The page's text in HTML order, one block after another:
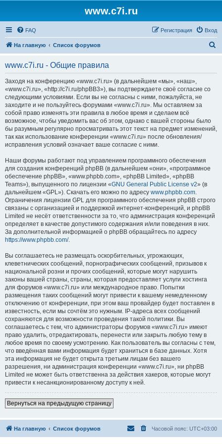
www.c7i.ru
FAQ Вход
Регистрация
На главную Список форумов
www.c7i.ru - Общие правила
Заходя на конференцию «www.c7i.ru» (в дальнейшем «мы», «наш»,
«www.c7i.ru», «http://c7i.ru/phpBB3»), вы подтверждаете своё согласие со
следующими условиями. Если вы не согласны с ними, пожалуйста, не
заходите и не пользуйтесь форумами «www.c7i.ru». Мы оставляем за
собой право изменять эти правила в любое время и сделаем всё
возможное, чтобы уведомить вас об этом, однако с вашей стороны было
бы разумным регулярно просматривать этот текст на предмет изменений,
так как использование конференции «www.c7i.ru» после обновления/
исправления условий означает ваше согласие с ними.
Наши форумы работают под управлением программного обеспечения
для создания конференций phpBB (в дальнейшем «они», «программное
обеспечение phpBB», «www.phpbb.com», «phpBB Limited», «phpBB
Teams»), выпущенного по лицензии «GNU General Public License v2» (в
дальнейшем «GPL»). Скачать его можно по адресу www.phpbb.com.
Ограничения лицензии GPL для программного обеспечения phpBB строго
связаны с организацией и поддержкой интернет-конференций, и phpBB
Limited не несёт ответственности за то, что администрация конференций
определяет в качестве допустимого содержания и/или поведения в них.
За дополнительной информацией о phpBB обращайтесь по адресу
https://www.phpbb.com/.
Вы соглашаетесь не размещать оскорбительных, угрожающих,
клеветнических сообщений, порнографических сообщений, призывов к
национальной розни и прочих сообщений, которые могут нарушить
законы вашей страны, страны, которая предоставляет услуги хостинга
для форумов «www.c7i.ru» или международное право. Попытки
размещения таких сообщений могут привести к вашему немедленному
отключению от конференции, при этом ваш провайдер будет поставлен в
известность, если мы сочтём это нужным. IP-адреса всех сообщений
сохраняются для возможности проведения такой политики. Вы
соглашаетесь с тем, что администраторы форумов «www.c7i.ru» имеют
право удалить, отредактировать, перенести или закрыть любую тему в
любое время по своему усмотрению. Как пользователь вы согласны с тем,
что введённая вами информация будет храниться в базе данных. Хотя
эта информация не будет открыта третьим лицам без вашего
разрешения, ни администрация конференции «www.c7i.ru», ни phpBB
Limited не может быть ответственна за действия хакеров, которые могут
привести к несанкционированному доступу к ней.
Вернуться на предыдущую страницу
На главную Список форумов Часовой пояс: UTC+03:00